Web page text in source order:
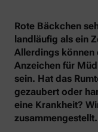
Rote Bäckchen
landläufig als ein
Allerdings können
Anzeichen für
sein. Hat das
gezaubert oder
eine Krankheit?
zusammengestellt.